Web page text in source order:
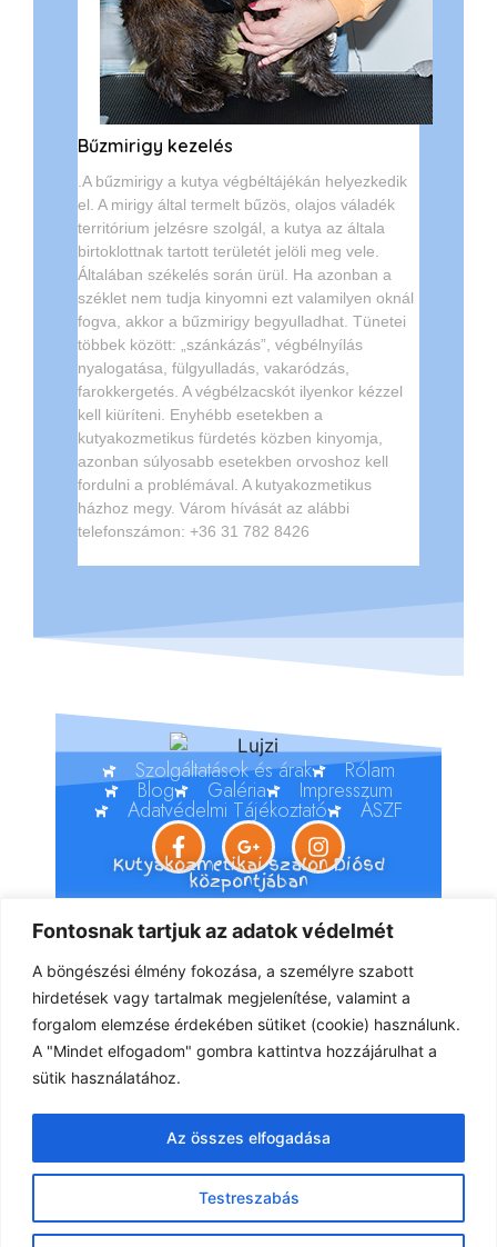
Fontosnak tartjuk az adatok védelmét
A böngészési élmény fokozása, a személyre szabott
hirdetések vagy tartalmak megjelenítése, valamint a
forgalom elemzése érdekében sütiket (cookie) használunk.
A "Mindet elfogadom" gombra kattintva hozzájárulhat a
sütik használatához.
Testreszabás
Az összes elfogadása
Bűzmirigy kezelés
.A bűzmirigy a kutya végbéltájékán helyezkedik
el. A mirigy által termelt bűzös, olajos váladék
territórium jelzésre szolgál, a kutya az általa
birtoklottnak tartott területét jelöli meg vele.
Általában székelés során ürül. Ha azonban a
széklet nem tudja kinyomni ezt valamilyen oknál
fogva, akkor a bűzmirigy begyulladhat. Tünetei
többek között: „szánkázás”, végbélnyílás
nyalogatása, fülgyulladás, vakaródzás,
farokkergetés. A végbélzacskót ilyenkor kézzel
kell kiüríteni. Enyhébb esetekben a
kutyakozmetikus fürdetés közben kinyomja,
azonban súlyosabb esetekben orvoshoz kell
fordulni a problémával. A kutyakozmetikus
házhoz megy. Várom hívását az alábbi
telefonszámon: +36 31 782 8426
Szolgáltatások és árak Rólam
Blog Galéria Impresszum
Adatvédelmi Tájékoztató ÁSZF
Kutyakozmetikai szalon Diósd
központjában
Luca kutyakozmetikája
Profi kutyaápolás
Kutyakozmetika NÁLUNK, vagy Nálad
Professzionális szakértelemmel és
eszközökkel
Foglalj időpontot még ma
2049 Diósd, Bartók Béla u. 4.
luca.csepe@gmail.com
Tel: +36 31 782 8426
Copyright © 2024 Luca kutyakozmetikája